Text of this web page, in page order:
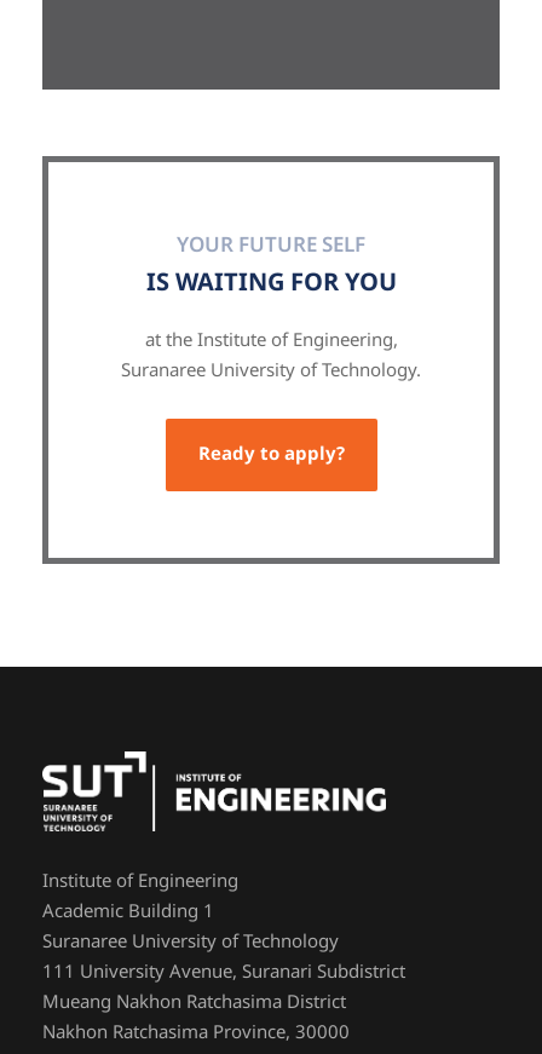
YOUR FUTURE SELF
IS WAITING FOR YOU
at the Institute of Engineering,
Suranaree University of Technology.
Ready to apply?
Institute of Engineering
Academic Building 1
Suranaree University of Technology
111 University Avenue, Suranari Subdistrict
Mueang Nakhon Ratchasima District
Nakhon Ratchasima Province, 30000